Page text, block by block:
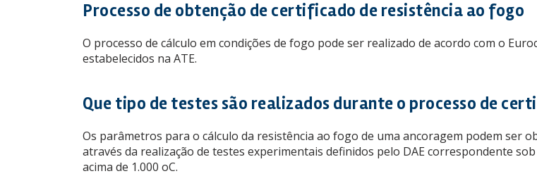
Processo de obtenção de certificado de resistência ao fogo
O processo de cálculo em condições de fogo pode ser realizado de acordo com o
estabelecidos na ATE.
Que tipo de testes são realizados durante o processo de
Os parâmetros para o cálculo da resistência ao fogo de uma ancoragem podem ser
através da realização de testes experimentais definidos pelo DAE correspondente
acima de 1.000 oC.